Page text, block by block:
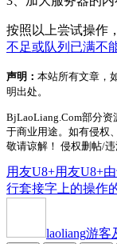
按照以上尝试操作
不足或队列已满不
声明： 本站所有文章，
明出处。
BjLaoLiang.Com部分
于商业用途。如有侵权
敬请谅解！ 侵权删帖/
用友U8+用友U8+
行套接字上的操作
laoliang游客